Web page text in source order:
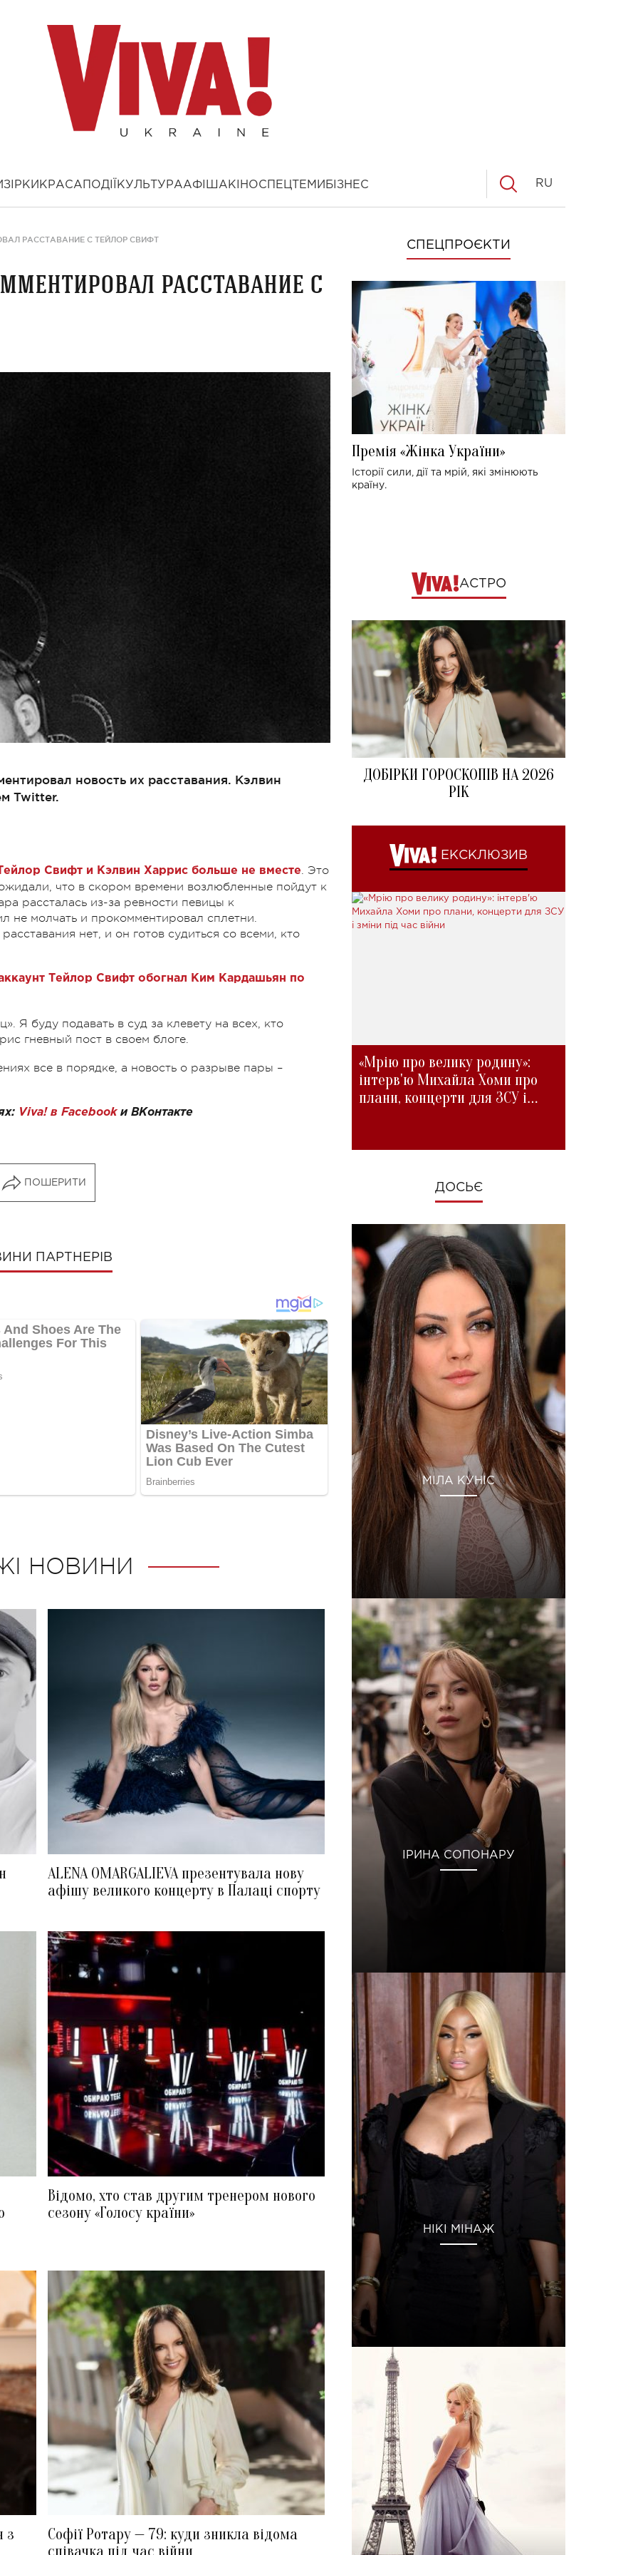
ЗІРКИ КРАСА ПОДІЇ КУЛЬТУРААФІША КІНОСПЕЦТЕМИ БІЗНЕС RU
РАССТАВАНИЕ С ТЕЙЛОР СВИФТ
расставание с
новость их расставания. Кэлвин
Twitter.
Свифт и Кэлвин Харрис больше не вместе. Это
что в скором времени возлюбленные пойдут к
рассталась из-за ревности певицы к
молчать и прокомментировал сплетни.
нет, и он готов судиться со всеми, кто
Тейлор Свифт обогнал Ким Кардашьян по
Я буду подавать в суд за клевету на всех, кто
гневный пост в своем блоге.
все в порядке, а новость о разрыве пары –
Viva! в Facebookи ВКонтакте
ПОШЕРИТИ
ПАРТНЕРІВ
НОВИНИ
ALENA OMARGALIEVA презентувала нову
афішу великого концерту в Палаці спорту
Відомо, хто став другим тренером нового
сезону «Голосу країни»
з
Софії Ротару — 79: куди зникла відома
СПЕЦПРОЄКТИ
Премія «Жінка України»
Історії сили, дії та мрій, які змінюють
країну.
АСТРО
ДОБІРКИ ГОРОСКОПІВ НА 2026
РІК
ЕКСКЛЮЗИВ
«Мрію про велику родину»:
інтерв'ю Михайла Хоми про
плани, концерти для ЗСУ і
ДОСЬЄ
МІЛА КУНІС
ІРИНА СОПОНАРУ
НІКІ МІНАЖ